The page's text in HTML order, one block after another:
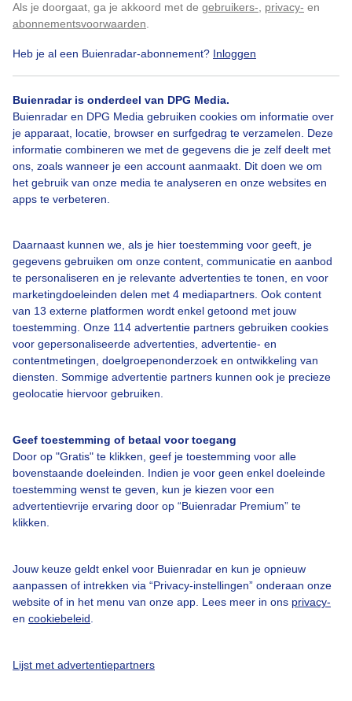
Als je doorgaat, ga je akkoord met de gebruikers- privacy- en
abonnementsvoorwaarden
Heb je al een Buienradar-abonnement? Inloggen
Buienradar is onderdeel van DPG Media.
Buienradar en DPG Media gebruiken cookies om informatie over
je apparaat, locatie, browser en surfgedrag te verzamelen. Deze
informatie combineren we met de gegevens die je zelf deelt met
ons, zoals wanneer je een account aanmaakt. Dit doen we om
het gebruik van onze media te analyseren en onze websites en
apps te verbeteren.
Daarnaast kunnen we, als je hier toestemming voor geeft, je
gegevens gebruiken om onze content, communicatie en aanbod
te personaliseren en je relevante advertenties te tonen, en voor
marketingdoeleinden delen met 4 mediapartners. Ook content
van 13 externe platformen wordt enkel getoond met jouw
toestemming. Onze 114 advertentie partners gebruiken cookies
voor gepersonaliseerde advertenties, advertentie- en
contentmetingen, doelgroepenonderzoek en ontwikkeling van
diensten. Sommige advertentie partners kunnen ook je precieze
geolocatie hiervoor gebruiken.
Geef toestemming of betaal voor toegang
Door op "Gratis" te klikken, geef je toestemming voor alle
bovenstaande doeleinden. Indien je voor geen enkel doeleinde
toestemming wenst te geven, kun je kiezen voor een
advertentievrije ervaring door op “Buienradar Premium” te
klikken.
Jouw keuze geldt enkel voor Buienradar en kun je opnieuw
aanpassen of intrekken via “Privacy-instellingen” onderaan onze
website of in het menu van onze app. Lees meer in ons privacy-
en cookiebeleid
Lijst met advertentiepartners
Door: Michel Looyenstein Gemaakt: 27-04-2025, 105x bekeken
Bekijk slideshow
Een moment geduld aub...
Over Buienradar
Veelgestelde vragen
Contact
Toegankelijkheid
Buienradar Team
Privacy instellingen
Klik hierom dit aan te passen